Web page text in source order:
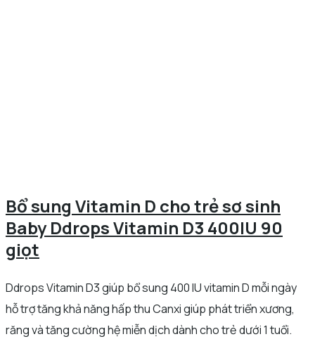
Bổ sung Vitamin D cho trẻ sơ sinh
Baby Ddrops Vitamin D3 400IU 90
giọt
Ddrops Vitamin D3 giúp bổ sung 400 IU vitamin D mỗi ngày
hỗ trợ tăng khả năng hấp thu Canxi giúp phát triển xương,
răng và tăng cường hệ miễn dịch dành cho trẻ dưới 1 tuổi.